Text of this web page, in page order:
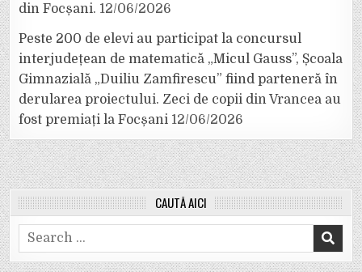
din Focșani. 12/06/2026
Peste 200 de elevi au participat la concursul
interjudețean de matematică „Micul Gauss”, Școala
Gimnazială „Duiliu Zamfirescu” fiind parteneră în
derularea proiectului. Zeci de copii din Vrancea au
fost premiați la Focșani 12/06/2026
CAUTĂ AICI
Search
for: